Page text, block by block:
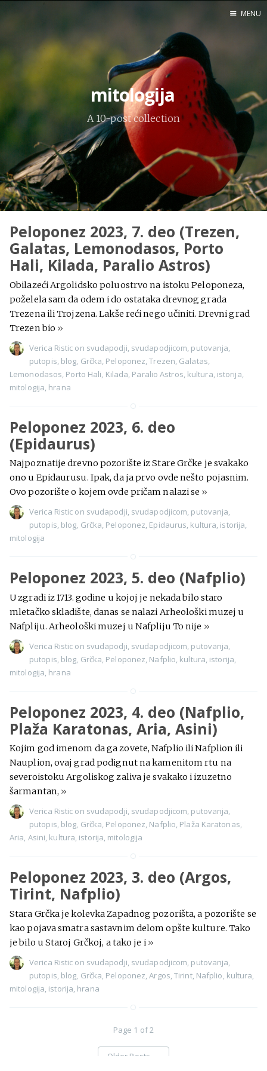
X
Pinterest
YouTube
Sadržaj
MENU
mitologija
A 10-post collection
Peloponez 2023, 7. deo (Trezen,
Galatas, Lemonodasos, Porto
Hali, Kilada, Paralio Astros)
Obilazeći Argolidsko poluostrvo na istoku Peloponeza,
poželela sam da odem i do ostataka drevnog grada
Trezena ili Trojzena. Lakše reći nego učiniti. Drevni grad
Trezen bio »
Verica Ristic on svudapodji svudapodjicom putovanja
putopis blog Grčka Peloponez ,Trezen Galatas
Lemonodasos Porto Hali Kilada Paralio Astros kultura istorija
mitologija hrana
Peloponez 2023, 6. deo
(Epidaurus)
Najpoznatije drevno pozorište iz Stare Grčke je svakako
ono u Epidaurusu. Ipak, da ja prvo ovde nešto pojasnim.
Ovo pozorište o kojem ovde pričam nalazi se »
Verica Ristic on svudapodji, svudapodjicom, putovanja,
putopis, blog, Grčka, Peloponez, Epidaurus, kultura, istorija,
mitologija
Peloponez 2023, 5. deo (Nafplio)
U zgradi iz 1713. godine u kojoj je nekada bilo staro
mletačko skladište, danas se nalazi Arheološki muzej u
Nafpliju. Arheološki muzej u Nafpliju To nije »
Verica Ristic on svudapodji svudapodjicom putovanja
putopis blog Grčka Peloponez Nafplio kultura istorija
mitologija hrana
Peloponez 2023, 4. deo (Nafplio,
Plaža Karatonas, Aria, Asini)
Kojim god imenom da ga zovete, Nafplio ili Nafplion ili
Nauplion, ovaj grad podignut na kamenitom rtu na
severoistoku Argoliskog zaliva je svakako i izuzetno
šarmantan, »
Verica Ristic on svudapodji, svudapodjicom, putovanja,
putopis, blog, Grčka, Peloponez, Nafplio, Plaža Karatonas,
Aria, Asini, kultura, istorija, mitologija
Peloponez 2023, 3. deo (Argos,
Tirint, Nafplio)
Stara Grčka je kolevka Zapadnog pozorišta, a pozorište se
kao pojava smatra sastavnim delom opšte kulture. Tako
je bilo u Staroj Grčkoj, a tako je i »
Verica Ristic on svudapodji svudapodjicom putovanja
putopis blog Grčka Peloponez ,Argos ,Tirint, Nafplio kultura
mitologija istorija hrana
Page 1 of 2
Older Posts